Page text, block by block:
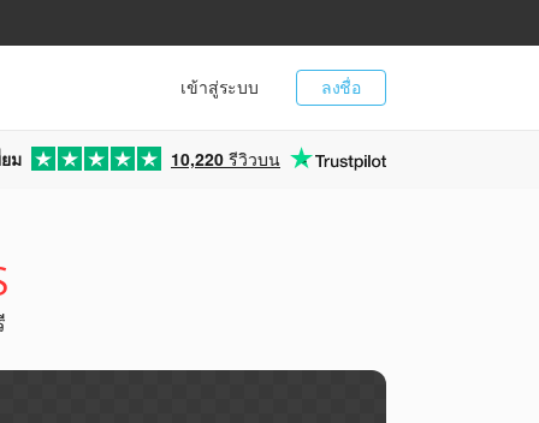
ลงชื่อ
เข้าสู่ระบบ
ม 10,220 รีวิวบน